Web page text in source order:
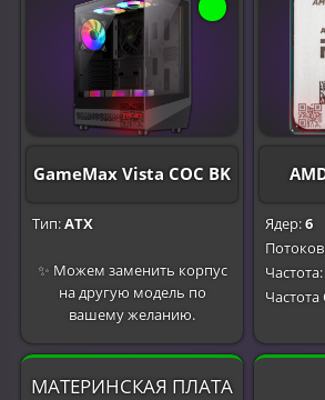
GameMax Vista COC BK
Тип:ATX
✨ Можем заменить корпус
на другую модель по
вашему желанию.
Ядер:6
Частота:
Частота
МАТЕРИНСКАЯ ПЛАТА